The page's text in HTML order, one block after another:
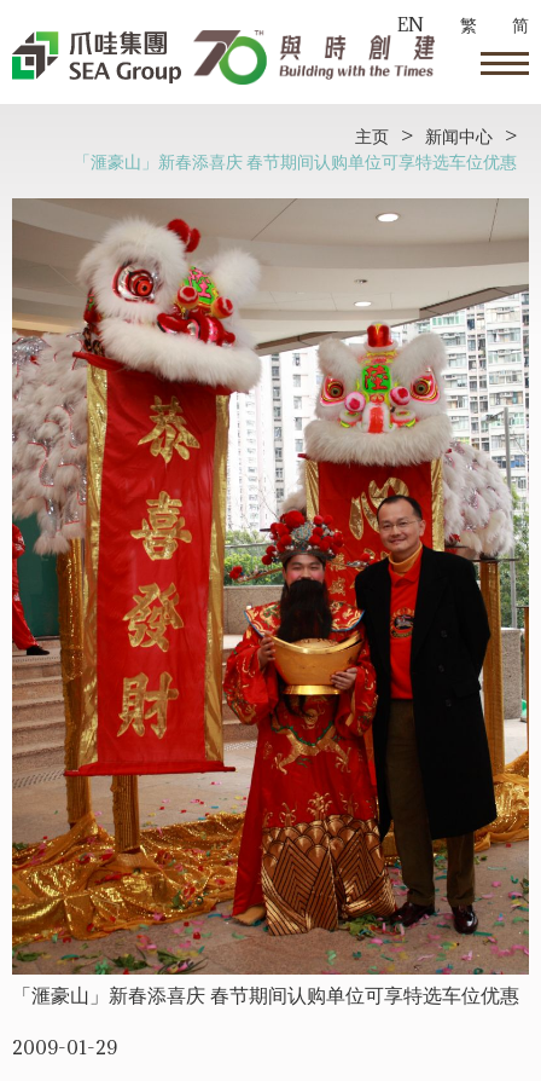
EN 繁 简
主页 > 新闻中心 >
「滙豪山」新春添喜庆 春节期间认购单位可享特选车位优惠
「滙豪山」新春添喜庆 春节期间认购单位可享特选车位优惠
2009-01-29